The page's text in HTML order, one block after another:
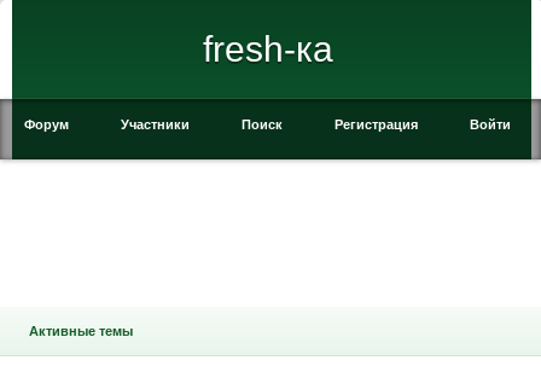
fresh-ка
Форум Участники Поиск Регистрация Войти
Активные темы